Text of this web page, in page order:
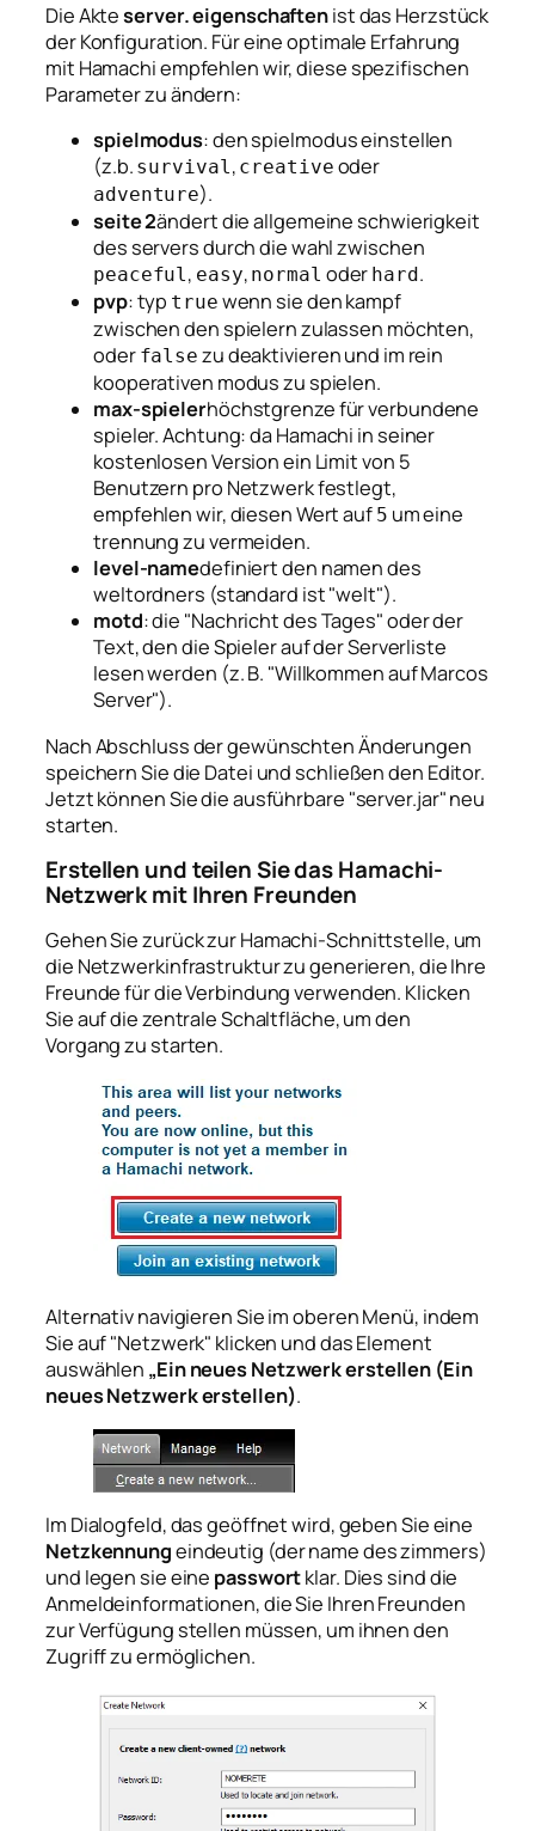
Die Akteserver. eigenschaftenist das Herzstück
der Konfiguration. Für eine optimale Erfahrung
mit Hamachi empfehlen wir, diese spezifischen
Parameter zu ändern:
spielmodus: den spielmodus einstellen
(z.b. survival, creative oder
adventure).
seite 2ändert die allgemeine schwierigkeit
des servers durch die wahl zwischen
peaceful, easy, normal oder hard .
pvp: typ true wenn sie den kampf
zwischen den spielern zulassen möchten,
oder false zu deaktivieren und im rein
kooperativen modus zu spielen.
max-spielerhöchstgrenze für verbundene
spieler.Achtung:da Hamachi in seiner
kostenlosen Version ein Limit von 5
Benutzern pro Netzwerk festlegt,
empfehlen wir, diesen Wert auf 5 um eine
trennung zu vermeiden.
level-namedefiniert den namen des
weltordners (standard ist "welt").
motd: die "Nachricht des Tages" oder der
Text, den die Spieler auf der Serverliste
lesen werden (z. B. "Willkommen auf Marcos
Server").
Nach Abschluss der gewünschten Änderungen
speichern Sie die Datei und schließen den Editor.
Jetzt können Sie die ausführbare "server.jar" neu
starten.
Erstellen und teilen Sie das Hamachi-
Netzwerk mit Ihren Freunden
Gehen Sie zurück zur Hamachi-Schnittstelle, um
die Netzwerkinfrastruktur zu generieren, die Ihre
Freunde für die Verbindung verwenden. Klicken
Sie auf die zentrale Schaltfläche, um den
Vorgang zu starten.
Alternativ navigieren Sie im oberen Menü, indem
Sie auf "Netzwerk" klicken und das Element
auswählen „Ein neues Netzwerk erstellen (Ein
neues Netzwerk erstellen).
Im Dialogfeld, das geöffnet wird, geben Sie eine
Netzkennungeindeutig (der name des zimmers)
und legen sie eine passwortklar. Dies sind die
Anmeldeinformationen, die Sie Ihren Freunden
zur Verfügung stellen müssen, um ihnen den
Zugriff zu ermöglichen.